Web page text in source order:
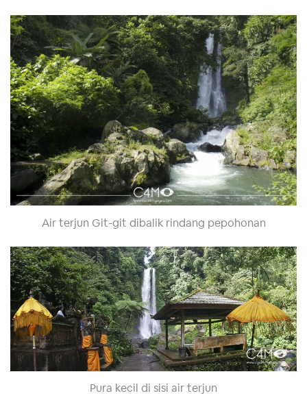
Air terjun Git-git dibalik rindang pepohonan
Pura kecil di sisi air terjun